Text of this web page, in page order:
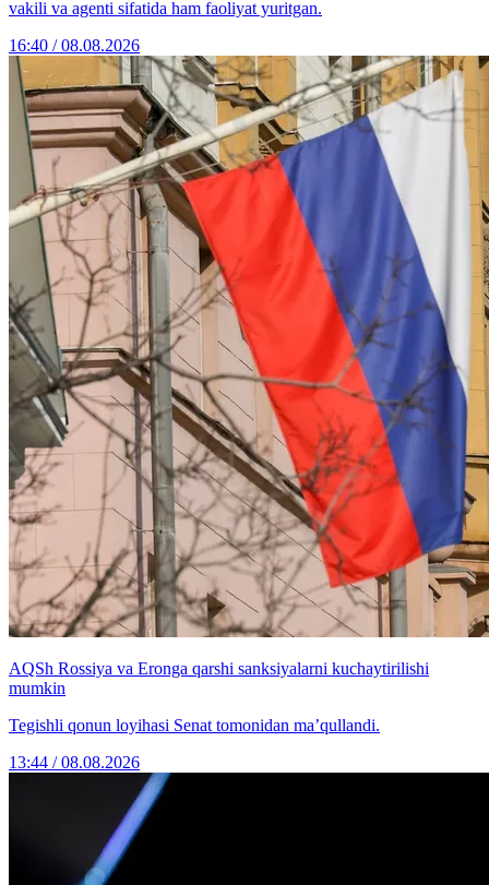
vakili va agenti sifatida ham faoliyat yuritgan.
16:40 / 08.08.2026
AQSh Rossiya va Eronga qarshi sanksiyalarni kuchaytirilishi
mumkin
Tegishli qonun loyihasi Senat tomonidan ma’qullandi.
13:44 / 08.08.2026